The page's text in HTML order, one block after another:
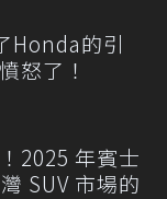
Honda的引
怒了！
2025 年賓士
SUV 市場的